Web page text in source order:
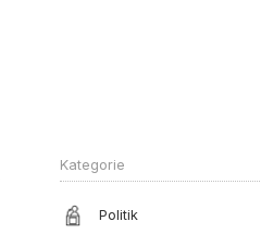
Kategorie
Politik